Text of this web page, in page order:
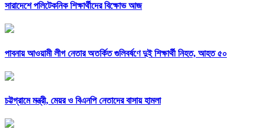
সারাদেশে পলিটেকনিক শিক্ষার্থীদের বিক্ষোভ আজ
পাবনায় আওয়ামী লীগ নেতার অতর্কিত গুলিবর্ষণে দুই শিক্ষার্থী নিহত, আহত ৫০
চট্টগ্রামে মন্ত্রী, মেয়র ও বিএনপি নেতাদের বাসায় হামলা